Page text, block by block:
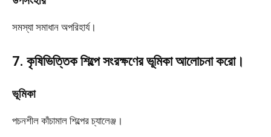
সমস্যা সমাধান অপরিহার্য।
7. কৃষিভিত্তিক শিল্পে সংরক্ষণের ভূমিকা আলোচনা করো।
ভূমিকা
পচনশীল কাঁচামাল শিল্পের চ্যালেঞ্জ।